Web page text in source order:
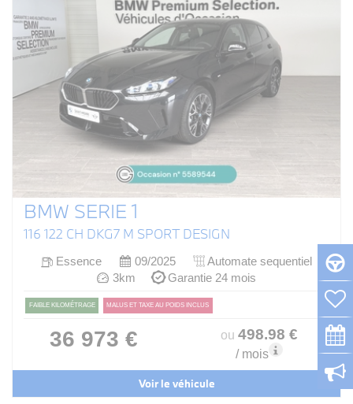
BMW SERIE 1
116 122 CH DKG7 M SPORT DESIGN
Essence 09/2025
Automate sequentiel
3km
Garantie 24 mois
FAIBLE KILOMÉTRAGE MALUS ET TAXE AU POIDS INCLUS
36 973 € ou 498.98 €
/ mois
Voir le véhicule